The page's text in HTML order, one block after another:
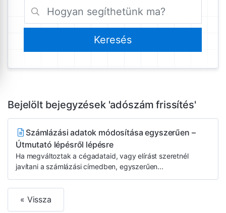
Bejelölt bejegyzések 'adószám frissítés'
Számlázási adatok módosítása egyszerűen –
Útmutató lépésről lépésre
Ha megváltoztak a cégadataid, vagy elírást szeretnél
javítani a számlázási címedben, egyszerűen...
« Vissza